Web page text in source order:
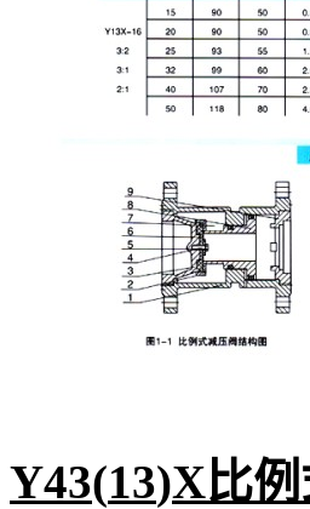
Y43(13)X比例